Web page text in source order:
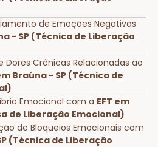
de Emoções Negativas
- SP (Técnica de Liberação
Dores Crônicas Relacionadas ao
Braúna - SP (Técnica de
Emocional com a EFT em
de Liberação Emocional)
de Bloqueios Emocionais com
(Técnica de Liberação